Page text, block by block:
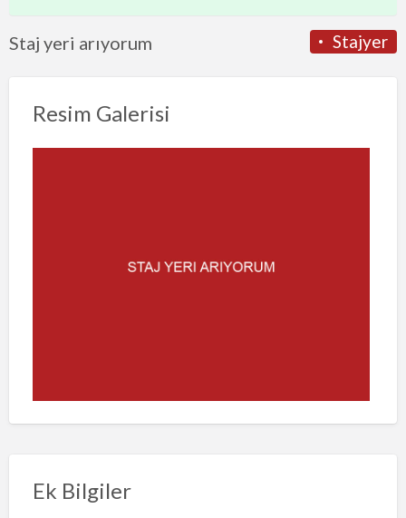
Stajyer
Staj yeri arıyorum
Resim Galerisi
Ek Bilgiler